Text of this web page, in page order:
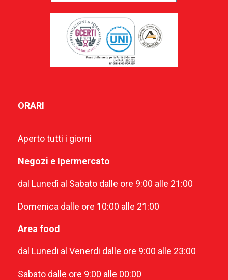
ORARI
Aperto tutti i giorni
Negozi e Ipermercato
dal Lunedì al Sabato dalle ore 9:00 alle 21:00
Domenica dalle ore 10:00 alle 21:00
Area food
dal Lunedi al Venerdi dalle ore 9:00 alle 23:00
Sabato dalle ore 9:00 alle 00:00